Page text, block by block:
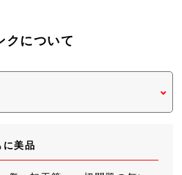
クについて
美品